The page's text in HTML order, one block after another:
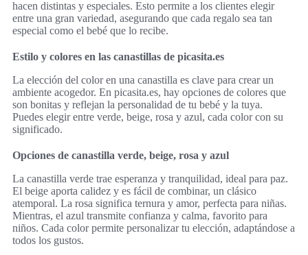
hacen distintas y especiales. Esto permite a los clientes elegir
entre una gran variedad, asegurando que cada regalo sea tan
especial como el bebé que lo recibe.
Estilo y colores en las canastillas de picasita.es
La elección del color en una canastilla es clave para crear un
ambiente acogedor. En picasita.es, hay opciones de colores que
son bonitas y reflejan la personalidad de tu bebé y la tuya.
Puedes elegir entre verde, beige, rosa y azul, cada color con su
significado.
Opciones de canastilla verde, beige, rosa y azul
La canastilla verde trae esperanza y tranquilidad, ideal para paz.
El beige aporta calidez y es fácil de combinar, un clásico
atemporal. La rosa significa ternura y amor, perfecta para niñas.
Mientras, el azul transmite confianza y calma, favorito para
niños. Cada color permite personalizar tu elección, adaptándose a
todos los gustos.